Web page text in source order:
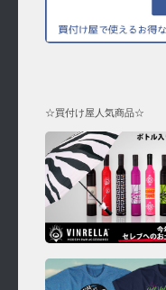
☆買付け屋人気商品☆